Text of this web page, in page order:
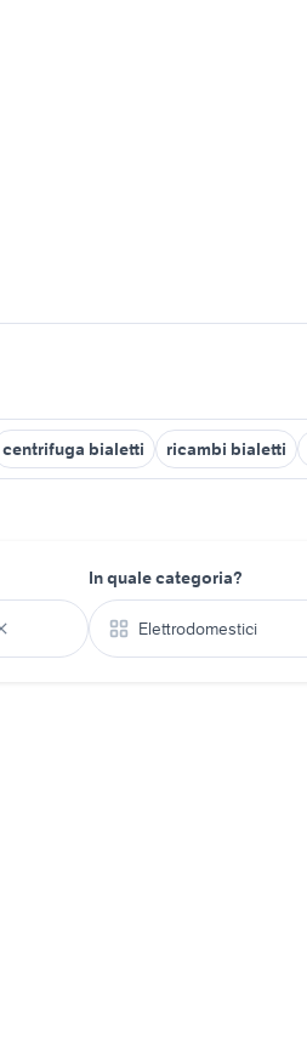
centrifuga bialetti ricambi bialetti
In quale categoria?
Elettrodomestici